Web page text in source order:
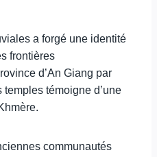
a forgé une identité
frontières
d’An Giang par
temples témoigne d’une
communautés